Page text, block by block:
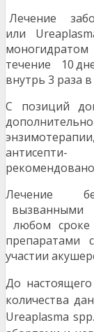
Лечение
или
течение 10
внутрь 3 раза
С позиций
Лечение
вызванными
любом сроке
участии
До
количества
Ureaplasma